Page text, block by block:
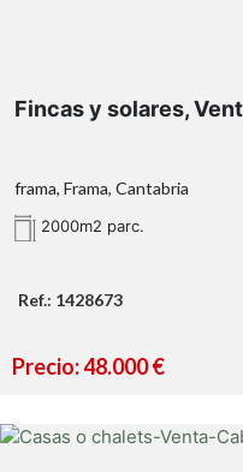
Fincas y solares,
frama, Frama, Cantabria
2000m2 parc.
Ref.: 1428673
Precio: 48.000 €